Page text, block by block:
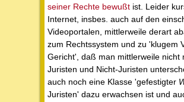
seiner Rechte bewußt ist. Leider
Internet, insbes. auch auf den
Videoportalen, mittlerweile derart
zum Rechtssystem und zu 'klugem
Gericht', daß man mittlerweile nicht
Juristen und Nicht-Juristen
auch noch eine Klasse 'gefestigter
Juristen' dazu erwachsen ist und